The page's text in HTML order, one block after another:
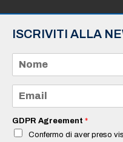
ISCRIVITI ALLA
m
e
a
i
*
GDPR Agreement *
Confermo di aver preso